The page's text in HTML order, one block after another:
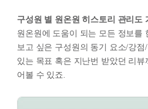
구성원 별 원온원 히스토리 관리도
원온원에 도움이 되는 모든 정보를
보고 싶은 구성원의 동기 요소/강
있는 목표 혹은 지난번 받았던 리
어볼 수 있죠.